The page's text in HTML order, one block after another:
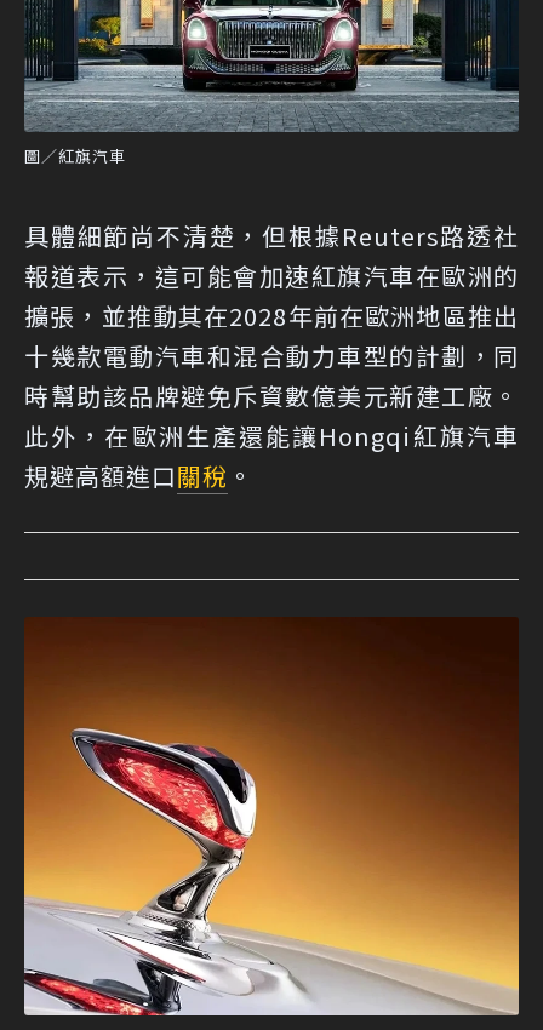
圖／紅旗汽車
具體細節尚不清楚，但根據Reuters路透社
報道表示，這可能會加速紅旗汽車在歐洲的
擴張，並推動其在2028年前在歐洲地區推出
十幾款電動汽車和混合動力車型的計劃，同
時幫助該品牌避免斥資數億美元新建工廠。
此外，在歐洲生產還能讓Hongqi紅旗汽車
規避高額進口關稅 。